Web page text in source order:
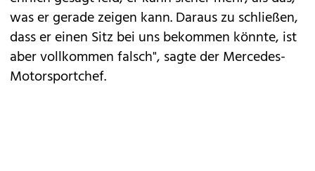
was er gerade zeigen kann. Daraus zu schließen,
dass er einen Sitz bei uns bekommen könnte, ist
aber vollkommen falsch", sagte der Mercedes-
Motorsportchef.